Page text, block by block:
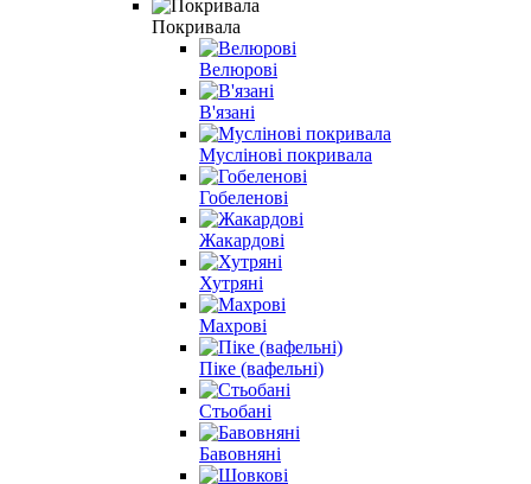
Покривала
Велюрові
В'язані
Муслінові покривала
Гобеленові
Жакардові
Хутряні
Махрові
Піке (вафельні)
Стьобані
Бавовняні